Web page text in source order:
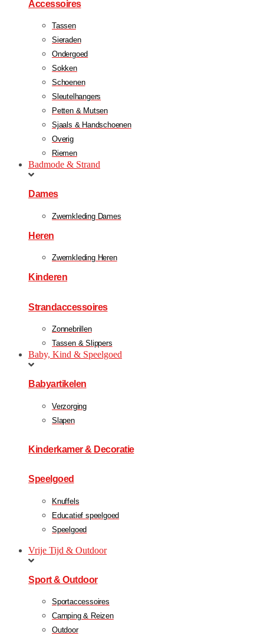
Accessoires
Tassen
Sieraden
Ondergoed
Sokken
Schoenen
Sleutelhangers
Petten & Mutsen
Sjaals & Handschoenen
Overig
Riemen
Badmode & Strand
Dames
Zwemkleding Dames
Heren
Zwemkleding Heren
Kinderen
Strandaccessoires
Zonnebrillen
Tassen & Slippers
Baby, Kind & Speelgoed
Babyartikelen
Verzorging
Slapen
Kinderkamer & Decoratie
Speelgoed
Knuffels
Educatief speelgoed
Speelgoed
Vrije Tijd & Outdoor
Sport & Outdoor
Sportaccessoires
Camping & Reizen
Outdoor